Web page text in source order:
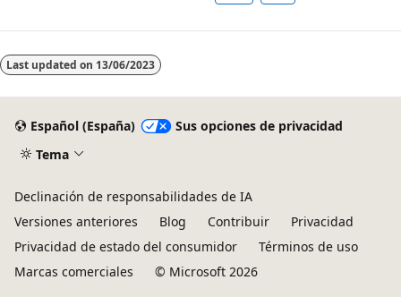
Last updated on 13/06/2023
Español (España)
Sus opciones de privacidad
Tema
Declinación de responsabilidades de IA
Versiones anteriores
Blog Contribuir
Privacidad
Privacidad de estado del consumidor
Términos de uso
Marcas comerciales
© Microsoft 2026